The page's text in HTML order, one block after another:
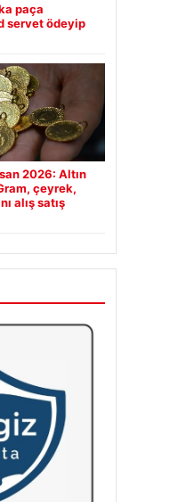
paça
servet ödeyip
2026: Altın
çeyrek,
alış satış